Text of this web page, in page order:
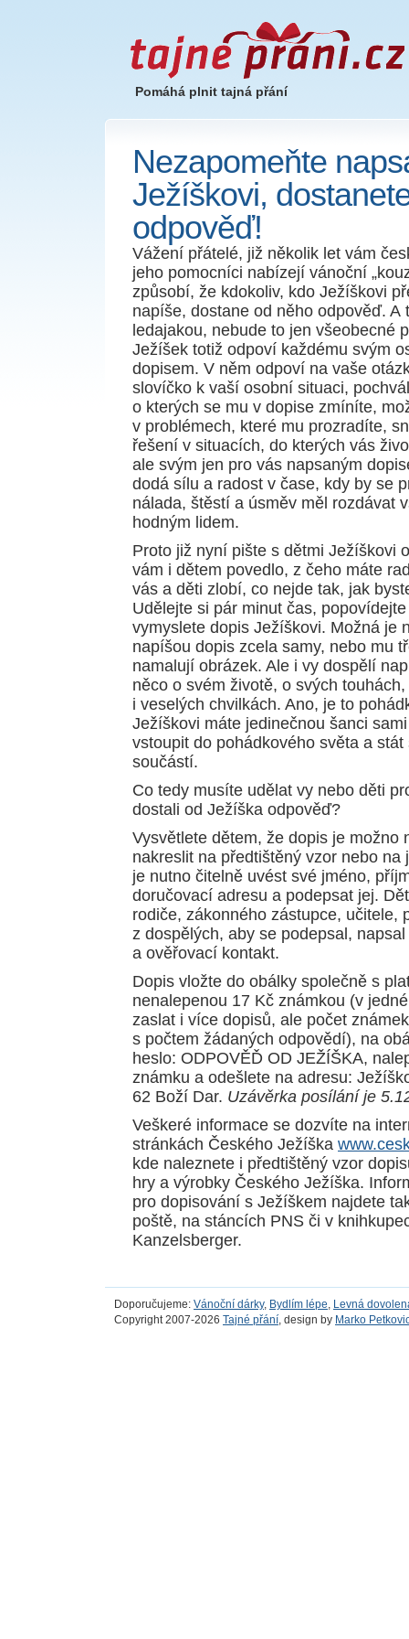
Pomáhá plnit tajná přání
Nezapomeňte
Ježíškovi,
odpověď!
Vážení přátelé, již několik let vám
jeho pomocníci nabízejí vánoční
způsobí, že kdokoliv, kdo Ježíškovi
napíše, dostane od něho odpověď. A
ledajakou, nebude to jen všeobecné
Ježíšek totiž odpoví každému svým
dopisem. V něm odpoví na vaše
slovíčko k vaší osobní situaci,
o kterých se mu v dopise zmíníte,
v problémech, které mu prozradíte,
řešení v situacích, do kterých vás
ale svým jen pro vás napsaným
dodá sílu a radost v čase, kdy by se
nálada, štěstí a úsměv měl rozdávat
hodným lidem.
Proto již nyní pište s dětmi Ježíškovi
vám i dětem povedlo, z čeho máte
vás a děti zlobí, co nejde tak, jak
Udělejte si pár minut čas,
vymyslete dopis Ježíškovi. Možná je
napíšou dopis zcela samy, nebo mu
namalují obrázek. Ale i vy dospělí
něco o svém životě, o svých
i veselých chvilkách. Ano, je to
Ježíškovi máte jedinečnou šanci
vstoupit do pohádkového světa a stát
součástí.
Co tedy musíte udělat vy nebo děti
dostali od Ježíška odpověď?
Vysvětlete dětem, že dopis je možno
nakreslit na předtištěný vzor nebo na
je nutno čitelně uvést své jméno,
doručovací adresu a podepsat jej.
rodiče, zákonného zástupce, učitele,
z dospělých, aby se podepsal,
a ověřovací kontakt.
Dopis vložte do obálky společně s
nenalepenou 17 Kč známkou (v
zaslat i více dopisů, ale počet
s počtem žádaných odpovědí), na
heslo: ODPOVĚĎ OD JEŽÍŠKA,
známku a odešlete na adresu:
62 Boží Dar. Uzávěrka posílání je
Veškeré informace se dozvíte na
stránkách Českého Ježíška
kde naleznete i předtištěný vzor
hry a výrobky Českého Ježíška.
pro dopisování s Ježíškem najdete
poště, na stáncích PNS či v
Kanzelsberger.
Doporučujeme: Vánoční dárky, Bydlím lépe
Levná
Copyright 2007-2026 Tajné přání , design by Marko